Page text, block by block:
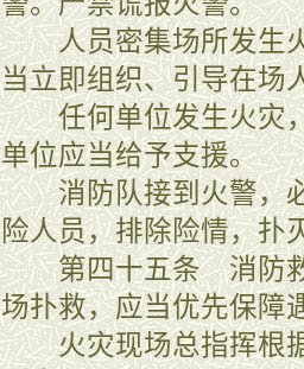
人员密集场所发生火
当立即组织、引导在场
任何单位发生火灾，
单位应当给予支援。
消防队接到火警，必
险人员，排除险情，扑
第四十五条 消防救
场扑救，应当优先保障
火灾现场总指挥根据